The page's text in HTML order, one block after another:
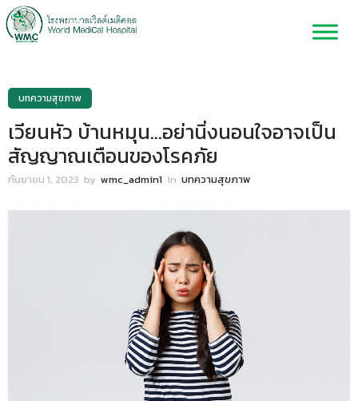
บทความสุขภาพ
เวียนหัว บ้านหมุน…อย่านิ่งนอนใจอาจเป็น
สัญญาณเตือนของโรคภัย
กันยายน 1, 2023 by wmc_admin1 in บทความสุขภาพ